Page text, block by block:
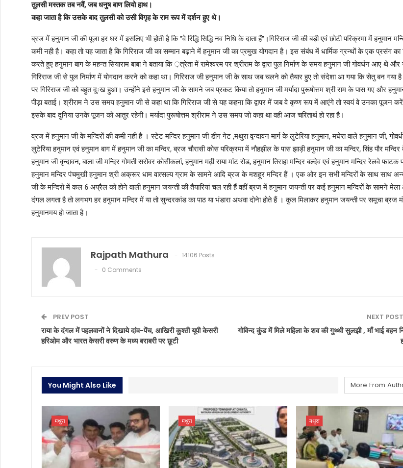
तुलसी मस्तक तब नवैं, जब धनुष बाण लियो हाथ।
कहा जाता है कि उसके बाद तुलसी को उसी विगृह के राम रूप में दर्शन हुए थे।
ब्रज में हनुमान जी की पूजा हर घर में इसलिए भी होती है कि ’’वे रिद्धि सिद्धि नव निधि के दाता हैं’’।गिरिराज जी की बड़ी एवं छोटी परिक्रमा में हनुमान
कमी नही है। कहा तो यह जाता है कि गिरिराज जी का सम्मान बढ़ाने में हनुमान जी का प्रमुख योगदान है। इस संबंध में धार्मिक ग्रन्थों के एक प्रसंग
करते हुए हनुमान बाग के महन्त सियाराम बाबा ने बताया कि ़त्रेता में रामेश्वरम पर श्रीराम के द्वारा पुल निर्माण के समय हनुमान जी गोवर्धन आए थे और
गिरिराज जी से पुल निर्माण में योगदान करने को कहा था। गिरिराज जी हनुमान जी के साथ जब चलने को तैयार हुए तो संदेशा आ गया कि सेतु बन गया
पर गिरिराज जी को बहुत दुःख हुआ। उन्होंने इसे हनुमान जी के सामने जब प्रकट किया तो हनुमान जी मर्यादा पुरूषोत्तम श्री राम के पास गए और
पीड़ा बताई। श्रीराम ने उस समय हनुमान जी से कहा था कि गिरिराज जी से यह कहना कि द्वापर में जब वे कृष्ण रूप में आएंगे तो स्वयं वे उनका पूजन
इसके बाद दुनिया उनके पूजन को आतुर रहेगी। मर्यादा पुरूषोत्तम श्रीराम ने उस समय जो कहा था वही आज चरितार्थ हो रहा है।
व्रज में हनुमान जी के मन्दिरों की कमी नही है । स्टेट मन्दिर हनुमान जी डीग गेट ,मथुरा वृन्दावन मार्ग के लुटेरिया हनुमान, मघेरा वाले हनुमान जी,
लुटेरिया हनुमान एवं हनुमान बाग में हनुमान जी का मन्दिर, ब्रज चौरासी कोस परिक्रमा में नौहझील के पास झाड़ी हनुमान जी का मन्दिर, सिंह पौर
हनुमान जी वृन्दावन, बाला जी मन्दिर गोमती सरोवर कोसीकलां, हनुमान मढ़ी राया मांट रोड, हनुमान तिराहा मन्दिर बल्देव एवं हनुमान मन्दिर रेलवे फाटक
हनुमान मन्दिर पंचमुखी हनुमान श्री अक्रूर धाम वात्सल्य ग्राम के सामने आदि ब्रज के मशहूर मन्दिर हैं । एक ओर इन सभी मन्दिरों के साथ साथ
जी के मन्दिरो में कल 6 अप्रैल को होने वाली हनुमान जयन्ती की तैयारियां चल रही हैं वहीं ब्रज में हनुमान जयन्ती पर कई हनुमान मन्दिरों के सामने
दंगल लगता है तो लगभग हर हनुमान मन्दिर में या तो सुन्दरकांड का पाठ या भंडारा अथवा दोनेा होते हैं । कुल मिलाकर हनुमान जयन्ती पर समूचा ब्रज
हनुमानमय हो जाता है।
Rajpath Mathura
14106 Posts
0 Comments
PREV POST
राया के दंगल में पहलवानों ने दिखाये दांव-पेंच, आखिरी कुश्ती यूपी केसरी
हरिओम और भारत केसरी वरुण के मध्य बराबरी पर छूटी
NEXT POST
गोविन्द कुंड में मिले महिला के शव की गुथ्थी सुलझी , माँ भाई बहन
You Might Also Like More From
मथुरा मथुरा मथुरा